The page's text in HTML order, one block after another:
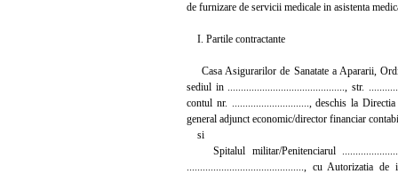
de furnizare de servicii medicale in asistenta
I. Partile contractante
Casa Asigurarilor de Sanatate a Apararii,
sediul in ............................................, str.
contul nr. ............................., deschis la
general adjunct economic/director financiar
si
Spitalul militar/Penitenciarul
............................................, cu Autorizatia